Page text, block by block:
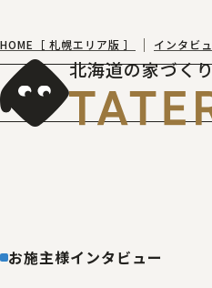
北海道の家づく
HOME［ 札幌エリア版 ］ インタビ
お施主様インタビュー